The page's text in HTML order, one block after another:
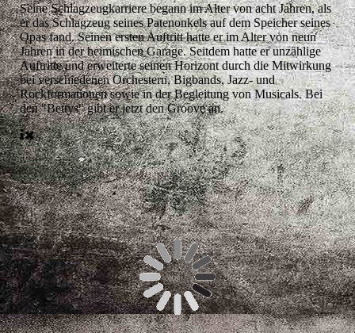
Seine Schlagzeugkarriere begann im Alter von acht Jahren, als
er das Schlagzeug seines Patenonkels auf dem Speicher seines
Opas fand. Seinen ersten Auftritt hatte er im Alter von neun
Jahren in der heimischen Garage. Seitdem hatte er unzählige
Auftritte und erweiterte seinen Horizont durch die Mitwirkung
bei verschiedenen Orchestern, Bigbands, Jazz- und
Rockformationen sowie in der Begleitung von Musicals. Bei
den "Bettys" gibt er jetzt den Groove an.